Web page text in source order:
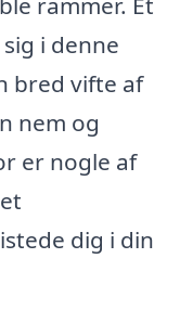
i denne
bred vifte af
nem og
er nogle af
dig i din